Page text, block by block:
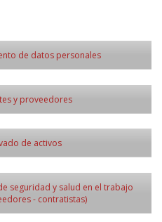
de datos personales
y proveedores
de activos
seguridad y salud en el trabajo
- contratistas)